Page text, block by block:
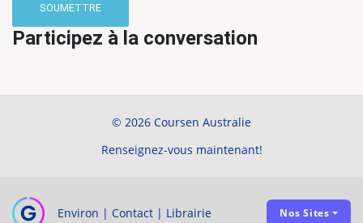
SOUMETTRE
Participez à la conversation
© 2026 Coursen Australie
Renseignez-vous maintenant!
Environ | Contact | Librairie Nos Sites